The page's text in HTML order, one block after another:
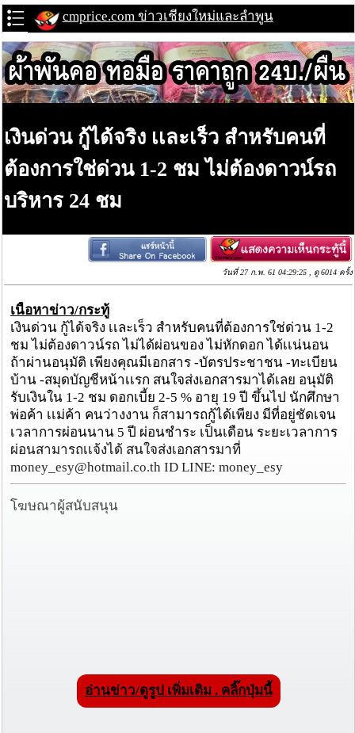
cmprice.com ข่าวเชียงใหม่และลำพูน
เงินด่วน กู้ได้จริง เเละเร็ว สำหรับคนที่
ต้องการใช่ด่วน 1-2 ชม ไม่ต้องดาวน์รถ
บริหาร 24 ชม
วันที่ 27 ก.พ. 61 04:29:25 , ดู 6014 ครั้ง
เนื้อหาข่าว/กระทู้
เงินด่วน กู้ได้จริง เเละเร็ว สำหรับคนที่ต้องการใช่ด่วน 1-2
ชม ไม่ต้องดาวน์รถ ไม่ได้ผ่อนของ ไม่หักดอก ได้เเน่นอน
ถ้าผ่านอนุมัติ เพียงคุณมีเอกสาร -บัตรประชาชน -ทะเบียน
บ้าน -สมุดบัญชีหน้าเเรก สนใจส่งเอกสารมาได้เลย อนุมัติ
รับเงินใน 1-2 ชม ดอกเบี้ย 2-5 % อายุ 19 ปี ขึ้นไป นักศึกษา
พ่อค้า เเม่ค้า คนว่างงาน ก็สามารถกู้ได้เพียง มีที่อยู่ชัดเจน
เวลาการผ่อนนาน 5 ปี ผ่อนชำระ เป็นเดือน ระยะเวลาการ
ผ่อนสามารถเเจ้งได้ สนใจส่งเอกสารมาที่
money_esy@hotmail.co.th ID LINE: money_esy
โฆษณาผู้สนับสนุน
อ่านข่าว/ดูรูป เพิ่มเติม . คลิ๊กปุ่มนี้